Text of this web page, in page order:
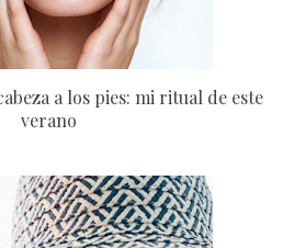
a los pies: mi ritual de este
verano